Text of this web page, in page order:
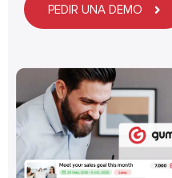
PEDIR UNA DEMO